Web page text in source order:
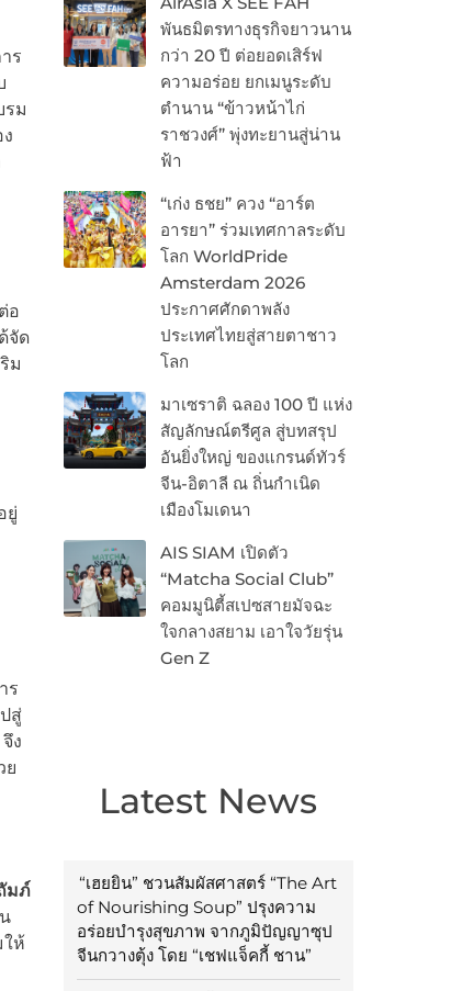
พันธมิตรทางธุรกิจยาวนาน
กว่า 20 ปี ต่อยอดเสิร์ฟ
ความอร่อย ยกเมนูระดับ
ตำนาน “ข้าวหน้าไก่
ราชวงศ์” พุ่งทะยานสู่น่าน
ฟ้า
“เก่ง ธชย” ควง “อาร์ต
อารยา” ร่วมเทศกาลระดับ
โลก WorldPride
Amsterdam 2026
ประกาศศักดาพลัง
ประเทศไทยสู่สายตาชาว
โลก
มาเซราติ ฉลอง 100 ปี แห่ง
สัญลักษณ์ตรีศูล สู่บทสรุป
อันยิ่งใหญ่ ของแกรนด์ทัวร์
จีน-อิตาลี ณ ถิ่นกำเนิด
เมืองโมเดนา
AIS SIAM เปิดตัว
“Matcha Social Club”
คอมมูนิตี้สเปซสายมัจฉะ
ใจกลางสยาม เอาใจวัยรุ่น
Gen Z
Latest News
“เฮยยิน” ชวนสัมผัสศาสตร์ “The Art
of Nourishing Soup” ปรุงความ
อร่อยบำรุงสุขภาพ จากภูมิปัญญาซุป
จีนกวางตุ้ง โดย “เชฟแจ็คกี้ ชาน”
ร
รม
อ
จัด
ม
ยู่
ร
สู่
ง
ย
มภ์
ห้